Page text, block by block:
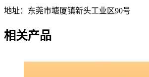
地址：东莞市塘厦镇新头工业区90号
相关产品